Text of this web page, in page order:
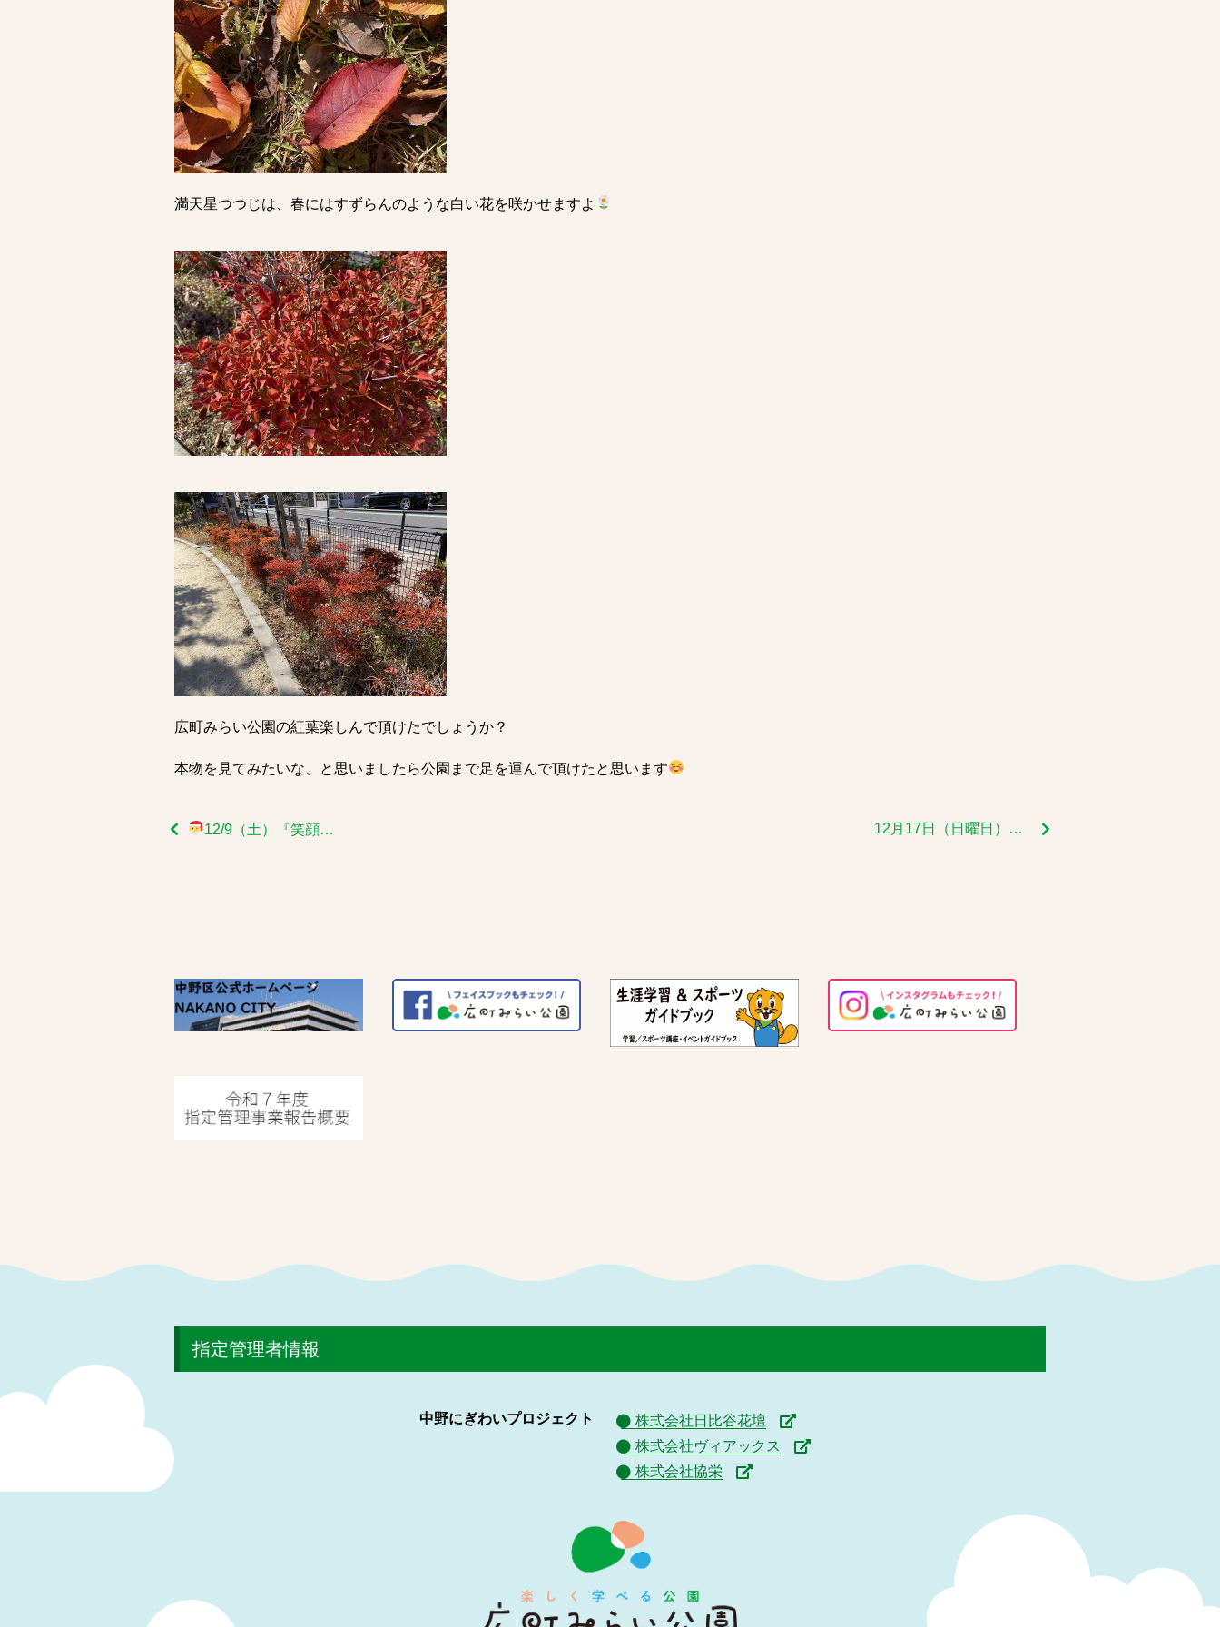
満天星つつじは、春にはすずらんのような白い花を咲かせますよ
広町みらい公園の紅葉楽しんで頂けたでしょうか？
本物を見てみたいな、と思いましたら公園まで足を運んで頂けたと思います
12/9（土）『笑顔で踊るケイキフラ』にはお好きな衣装でご参加ください 12月17日（日曜日）の工作の時間は、クリスマス特別企画です
指定管理者情報
中野にぎわいプロジェクト
株式会社日比谷花壇
株式会社ヴィアックス
株式会社協栄